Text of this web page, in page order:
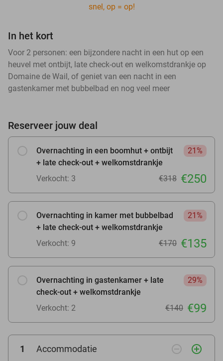
snel, op = op!
In het kort
Voor 2 personen: een bijzondere nacht in een hut op een
heuvel met ontbijt, late check-out en welkomstdrankje op
Domaine de Wail, of geniet van een nacht in een
gastenkamer met bubbelbad en nog veel meer
Reserveer jouw deal
Overnachting in een boomhut + ontbijt
+ late check-out + welkomstdrankje
21%
Verkocht: 3 €318 €250
Overnachting in kamer met bubbelbad
+ late check-out + welkomstdrankje
21%
Verkocht: 9 €170 €135
Overnachting in gastenkamer + late
check-out + welkomstdrankje
29%
Verkocht: 2 €140 €99
1 Accommodatie remove_circle_outline add_circle_outline